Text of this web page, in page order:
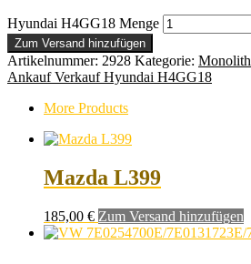
Hyundai H4GG18 Menge
Zum Versand hinzufügen
Artikelnummer: 2928 Kategorie: Monolith
Ankauf Verkauf Hyundai H4GG18
More Products
Mazda L399
185,00 € Zum Versand hinzufügen